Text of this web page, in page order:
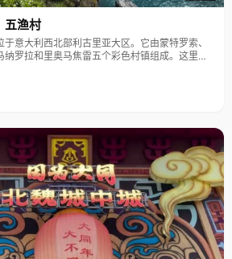
五渔村
意大利西北部利古里亚大区。它由蒙特罗索、
罗拉和里奥马焦雷五个彩色村镇组成。这里依
年被列为世界文化遗产。